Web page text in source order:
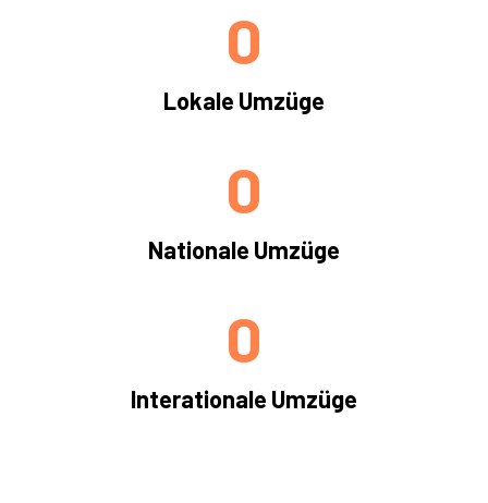
Lokale Umzüge
0
Nationale Umzüge
0
Interationale Umzüge
0